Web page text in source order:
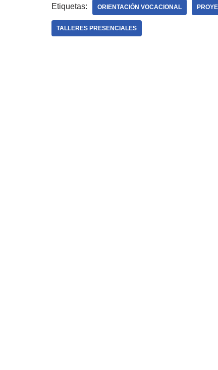
Etiquetas: ORIENTACIÓN VOCACIONAL
TALLERES PRESENCIALES